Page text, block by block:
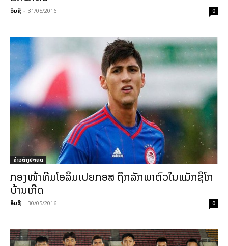
ອິນຊີ - 31/05/2016 0
ຂ່າວຕ່າງປະເທດ
ກອງ​ໜ້າ​ທີ​ມ​ໂອ​ລິ​ມ​ເປຍ​ກອສ ຖືກລັກ​ພາ​ຕົວ​ໃນ​ແມັກ​ຊິ​ໂກ​
ບ້ານ​ເກີດ
ອິນຊີ - 30/05/2016 0